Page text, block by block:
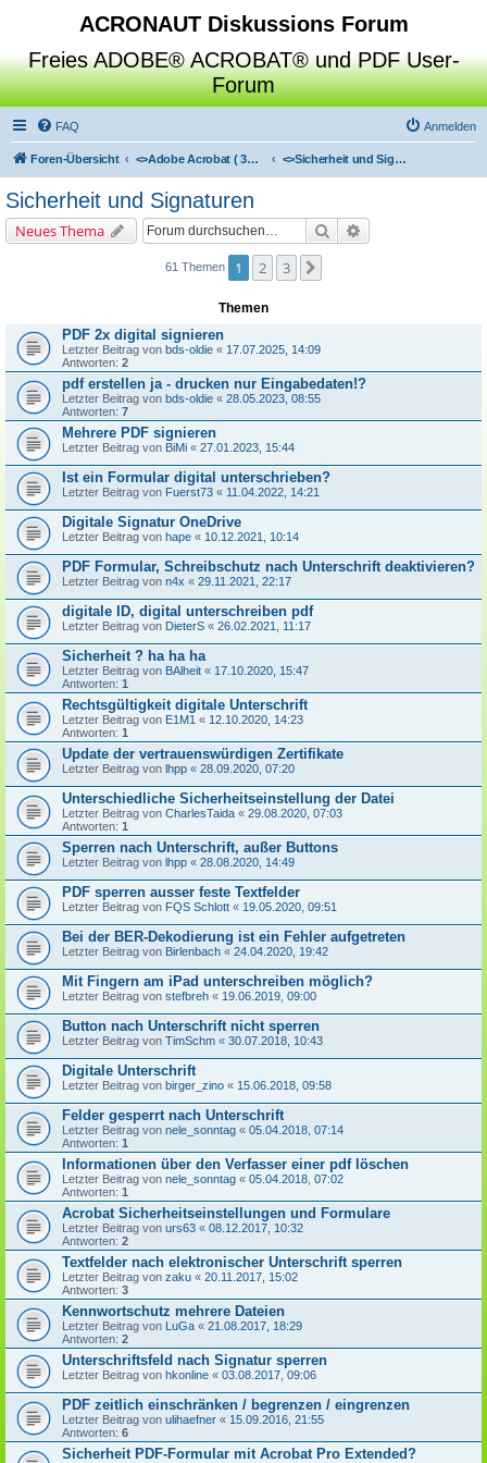
ACRONAUT Diskussions Forum
Freies ADOBE® ACROBAT® und PDF User-
Forum
FAQ Anmelden
Foren-Übersicht <>Adobe Acrobat ( 3D / Professional / Standard / Reader / Distiller ) <>Sicherheit und Signaturen
Sicherheit und Signaturen
Neues Thema Suche
61 Themen 1 2 3
Themen
PDF 2x digital signieren
Letzter Beitrag von bds-oldie « 17.07.2025, 14:09
Antworten: 2
pdf erstellen ja - drucken nur Eingabedaten!?
Letzter Beitrag von bds-oldie « 28.05.2023, 08:55
Antworten: 7
Mehrere PDF signieren
Letzter Beitrag von BiMi « 27.01.2023, 15:44
Ist ein Formular digital unterschrieben?
Letzter Beitrag von Fuerst73 « 11.04.2022, 14:21
Digitale Signatur OneDrive
Letzter Beitrag von hape « 10.12.2021, 10:14
PDF Formular, Schreibschutz nach Unterschrift deaktivieren?
Letzter Beitrag von n4x « 29.11.2021, 22:17
digitale ID, digital unterschreiben pdf
Letzter Beitrag von DieterS « 26.02.2021, 11:17
Sicherheit ? ha ha ha
Letzter Beitrag von BAlheit « 17.10.2020, 15:47
Antworten: 1
Rechtsgültigkeit digitale Unterschrift
Letzter Beitrag von E1M1 « 12.10.2020, 14:23
Antworten: 1
Update der vertrauenswürdigen Zertifikate
Letzter Beitrag von lhpp « 28.09.2020, 07:20
Unterschiedliche Sicherheitseinstellung der Datei
Letzter Beitrag von CharlesTaida « 29.08.2020, 07:03
Antworten: 1
Sperren nach Unterschrift, außer Buttons
Letzter Beitrag von lhpp « 28.08.2020, 14:49
PDF sperren ausser feste Textfelder
Letzter Beitrag von FQS Schlott « 19.05.2020, 09:51
Bei der BER-Dekodierung ist ein Fehler aufgetreten
Letzter Beitrag von Birlenbach « 24.04.2020, 19:42
Mit Fingern am iPad unterschreiben möglich?
Letzter Beitrag von stefbreh « 19.06.2019, 09:00
Button nach Unterschrift nicht sperren
Letzter Beitrag von TimSchm « 30.07.2018, 10:43
Digitale Unterschrift
Letzter Beitrag von birger_zino « 15.06.2018, 09:58
Felder gesperrt nach Unterschrift
Letzter Beitrag von nele_sonntag « 05.04.2018, 07:14
Antworten: 1
Informationen über den Verfasser einer pdf löschen
Letzter Beitrag von nele_sonntag « 05.04.2018, 07:02
Antworten: 1
Acrobat Sicherheitseinstellungen und Formulare
Letzter Beitrag von urs63 « 08.12.2017, 10:32
Antworten: 2
Textfelder nach elektronischer Unterschrift sperren
Letzter Beitrag von zaku « 20.11.2017, 15:02
Antworten: 3
Kennwortschutz mehrere Dateien
Letzter Beitrag von LuGa « 21.08.2017, 18:29
Antworten: 2
Unterschriftsfeld nach Signatur sperren
Letzter Beitrag von hkonline « 03.08.2017, 09:06
PDF zeitlich einschränken / begrenzen / eingrenzen
Letzter Beitrag von ulihaefner « 15.09.2016, 21:55
Antworten: 6
Sicherheit PDF-Formular mit Acrobat Pro Extended?